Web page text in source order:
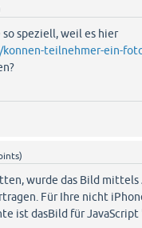
speziell, weil es hier
teilnehmer-ein-
wurde das Bild mittels
Für Ihre nicht
ist dasBild für